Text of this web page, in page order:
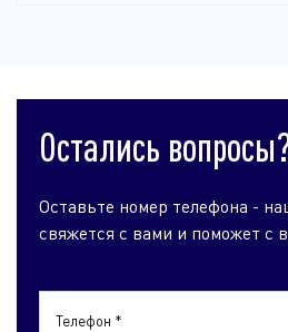
Остались
Оставьте номер телефона -
свяжется с вами и поможет с
Телефон *